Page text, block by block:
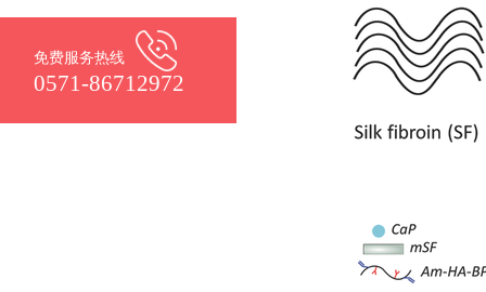
免费服务热线
0571-86712972